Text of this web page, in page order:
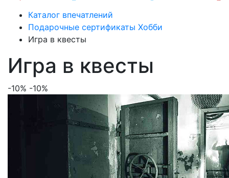
Каталог впечатлений
Подарочные сертификаты Хобби
Игра в квесты
Игра в квесты
-10% -10%